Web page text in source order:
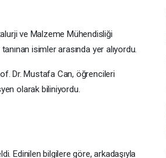
ve Malzeme Mühendisliği
isimler arasında yer alıyordu.
Dr. Mustafa Can, öğrencileri
olarak biliniyordu.
Edinilen bilgilere göre, arkadaşıyla